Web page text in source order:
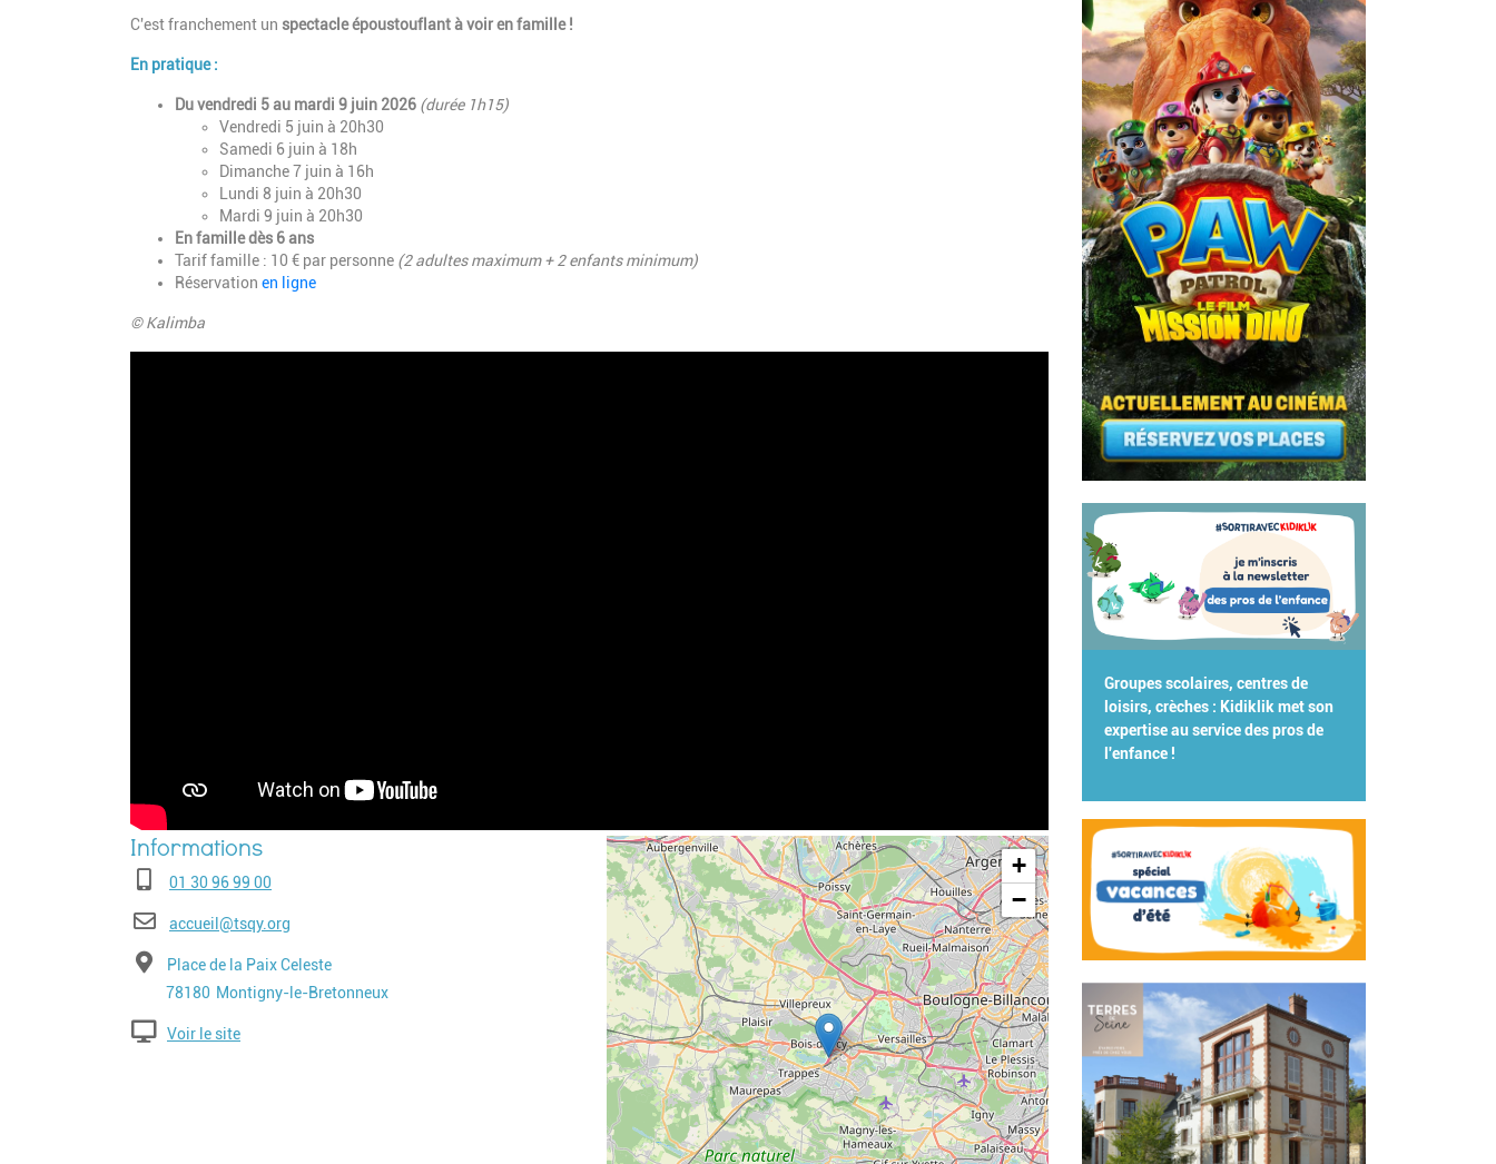
C'est franchement un spectacle époustouflant à voir en famille !
En pratique :
Du vendredi 5 au mardi 9 juin 2026 (durée 1h15)
Vendredi 5 juin à 20h30
Samedi 6 juin à 18h
Dimanche 7 juin à 16h
Lundi 8 juin à 20h30
Mardi 9 juin à 20h30
En famille dès 6 ans
Tarif famille : 10 € par personne (2 adultes maximum + 2 enfants minimum)
Réservation en ligne
© Kalimba
Téléphone01 30 96 99 00
E-mailaccueil@tsqy.org
AdressePlace de la Paix Celeste
Code postal
78180 Ville
Montigny-le-Bretonneux
Voir le site
Geolocalisation
+
−
Groupes scolaires, centres de
loisirs, crèches : Kidiklik met son
expertise au service des pros de
l'enfance !